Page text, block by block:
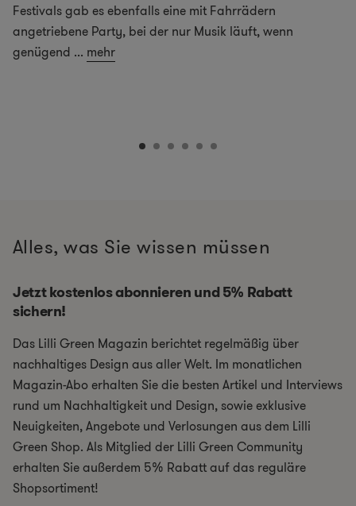
Festivals gab es ebenfalls eine mit Fahrrädern
angetriebene Party, bei der nur Musik läuft, wenn
genügend ... mehr
Alles, was Sie wissen müssen
Jetzt kostenlos abonnieren und 5% Rabatt
sichern!
Das Lilli Green Magazin berichtet regelmäßig über
nachhaltiges Design aus aller Welt. Im monatlichen
Magazin-Abo erhalten Sie die besten Artikel und Interviews
rund um Nachhaltigkeit und Design, sowie exklusive
Neuigkeiten, Angebote und Verlosungen aus dem Lilli
Green Shop. Als Mitglied der Lilli Green Community
erhalten Sie außerdem 5% Rabatt auf das reguläre
Shopsortiment!